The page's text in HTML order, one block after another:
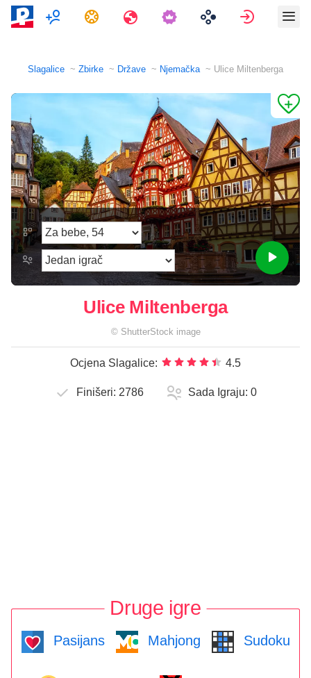
Više IgračaZadaci Putovanja Prijava
Slagalice Zbirke Države Njemačka Ulice Miltenberga
Ulice Miltenberga
© ShutterStock image
Ocjena Slagalice: 4.5
Finišeri: 2786 Sada Igraju: 0
Druge igre
Pasijans Mahjong Sudoku